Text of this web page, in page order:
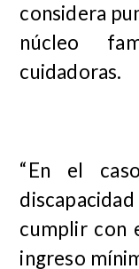
considera
núcleo
cuidadoras.
“En el
cumplir con
ingreso